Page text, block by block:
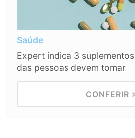
Saúde
Expert indica 3
das pessoas devem tomar
CONFERIR